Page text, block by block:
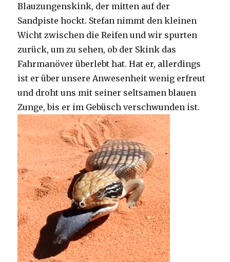
Blauzungenskink, der mitten auf der
Sandpiste hockt. Stefan nimmt den kleinen
Wicht zwischen die Reifen und wir spurten
zurück, um zu sehen, ob der Skink das
Fahrmanöver überlebt hat. Hat er, allerdings
ist er über unsere Anwesenheit wenig erfreut
und droht uns mit seiner seltsamen blauen
Zunge, bis er im Gebüsch verschwunden ist.